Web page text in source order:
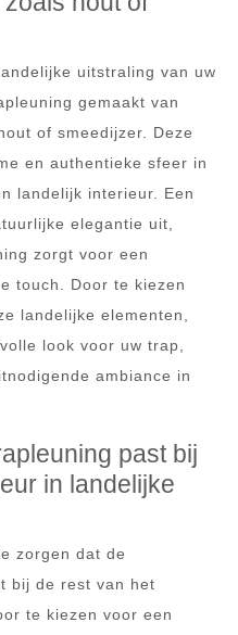
uitstraling van uw
gemaakt van
of smeedijzer. Deze
en authentieke sfeer in
landelijk interieur. Een
elegantie uit,
zorgt voor een
touch. Door te kiezen
landelijke elementen,
look voor uw trap,
ambiance in
past bij
in landelijke
zorgen dat de
bij de rest van het
te kiezen voor een